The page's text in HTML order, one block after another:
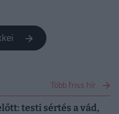
Több friss hír
testi sértés a vád,